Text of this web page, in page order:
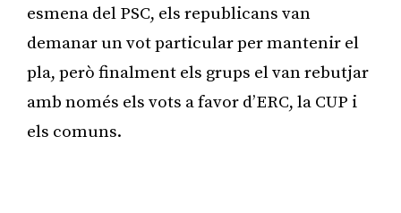
esmena del PSC, els republicans van
demanar un vot particular per mantenir el
pla, però finalment els grups el van rebutjar
amb només els vots a favor d’ERC, la CUP i
els comuns.